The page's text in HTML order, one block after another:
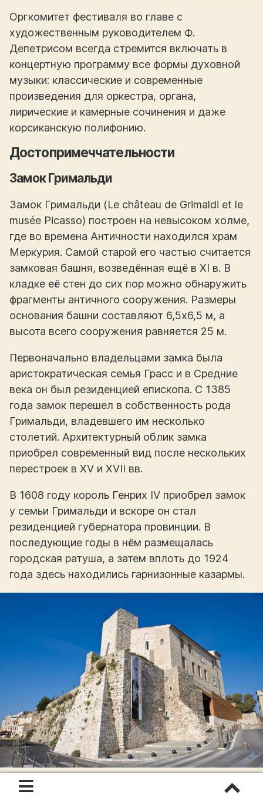
Оргкомитет фестиваля во главе с
художественным руководителем Ф.
Депетрисом всегда стремится включать в
концертную программу все формы духовной
музыки: классические и современные
произведения для оркестра, органа,
лирические и камерные сочинения и даже
корсиканскую полифонию.
Достопримеччательности
Замок Гримальди
Замок Гримальди (Le château de Grimaldi et le
musée Picasso) построен на невысоком холме,
где во времена Античности находился храм
Меркурия. Самой старой его частью считается
замковая башня, возведённая ещё в XI в. В
кладке её стен до сих пор можно обнаружить
фрагменты античного сооружения. Размеры
основания башни составляют 6,5х6,5 м, а
высота всего сооружения равняется 25 м.
Первоначально владельцами замка была
аристократическая семья Грасс и в Средние
века он был резиденцией епископа. С 1385
года замок перешел в собственность рода
Гримальди, владевшего им несколько
столетий. Архитектурный облик замка
приобрел современный вид после нескольких
перестроек в XV и XVII вв.
В 1608 году король Генрих IV приобрел замок
у семьи Гримальди и вскоре он стал
резиденцией губернатора провинции. В
последующие годы в нём размещалась
городская ратуша, а затем вплоть до 1924
года здесь находились гарнизонные казармы.
По инициативе Р. Дор де ла Суче замок